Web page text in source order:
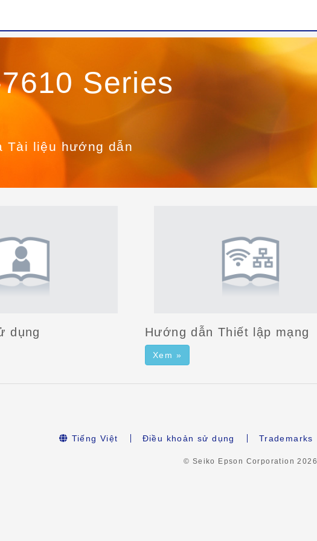
Series
Tài liệu hướng dẫn
dụng Hướng dẫn Thiết lập mạng
Xem »
Tiếng Việt Điều khoản sử dụng Trademarks
© Seiko Epson Corporation 2026